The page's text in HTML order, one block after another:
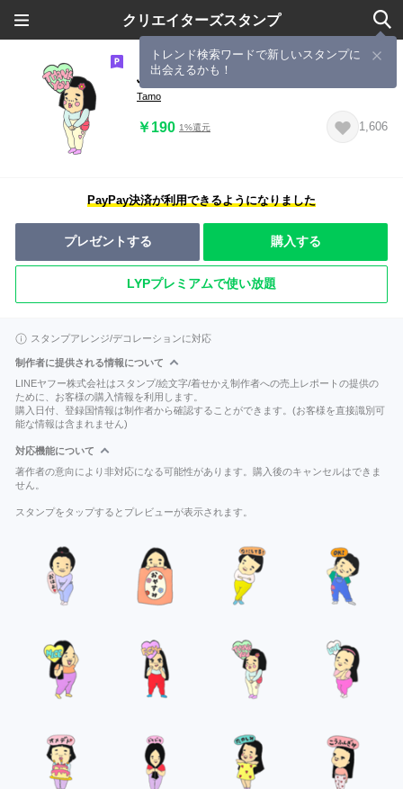
クリエイターズスタンプ
トレンド検索ワードで新しいスタンプに
出会えるかも！
ぶさかわ小娘
Tamo
￥190 1%還元 1,606
PayPay決済が利用できるようになりました
プレゼントする 購入する
LYPプレミアムで使い放題
スタンプアレンジ/デコレーションに対応
制作者に提供される情報について
LINEヤフー株式会社はスタンプ/絵文字/着せかえ制作者への売上レポートの提供の
ために、お客様の購入情報を利用します。
購入日付、登録国情報は制作者から確認することができます。(お客様を直接識別可
能な情報は含まれません)
対応機能について
著作者の意向により非対応になる可能性があります。購入後のキャンセルはできま
せん。
スタンプをタップするとプレビューが表示されます。